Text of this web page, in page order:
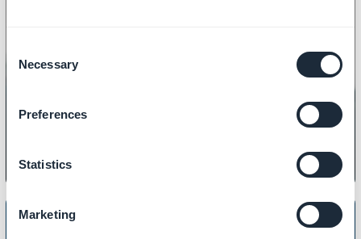
Selection
Necessary
Preferences
Statistics
Marketing